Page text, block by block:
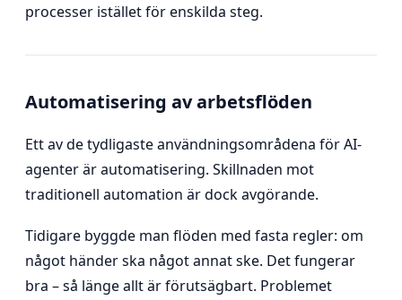
processer istället för enskilda steg.
Automatisering av arbetsflöden
Ett av de tydligaste användningsområdena för AI-
agenter är automatisering. Skillnaden mot
traditionell automation är dock avgörande.
Tidigare byggde man flöden med fasta regler: om
något händer ska något annat ske. Det fungerar
bra – så länge allt är förutsägbart. Problemet